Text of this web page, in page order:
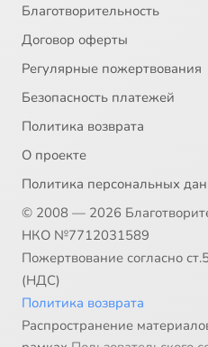
Благотворительность
Договор оферты
Регулярные пожертвования
Безопасность платежей
Политика возврата
О проекте
Политика персональных
© 2008 — 2026
НКО №7712031589
Пожертвование согласно
(НДС)
Политика возврата
Распространение